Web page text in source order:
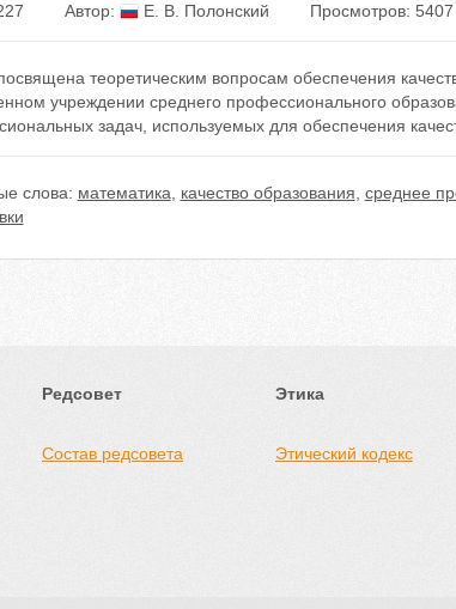
Автор: Е. В. Полонский Просмотров: 5407
теоретическим вопросам обеспечения
учреждении среднего профессионального
задач, используемых для обеспечения
слова: математика качество образования среднее
Редсовет
Состав редсовета
Этика
Этический кодекс